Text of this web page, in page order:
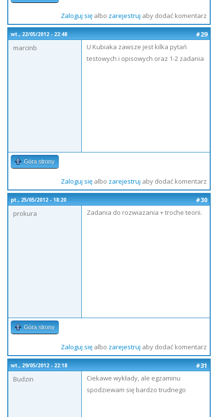
Zaloguj sięalbo zarejestruj aby dodać komentarz
wt., 22/05/2012 - 22:48
#29
marcinb
U Kubiaka zawsze jest kilka pytań
testowych i opisowych oraz 1-2 zadania
Góra strony
Zaloguj sięalbo zarejestruj aby dodać komentarz
pt., 25/05/2012 - 18:20
#30
prokura
Zadania do rozwiazania + troche teorii.
Góra strony
Zaloguj sięalbo zarejestruj aby dodać komentarz
wt., 29/05/2012 - 22:18
#31
Budzin
Ciekawe wykłady, ale egzaminu
spodziewam się bardzo trudnego